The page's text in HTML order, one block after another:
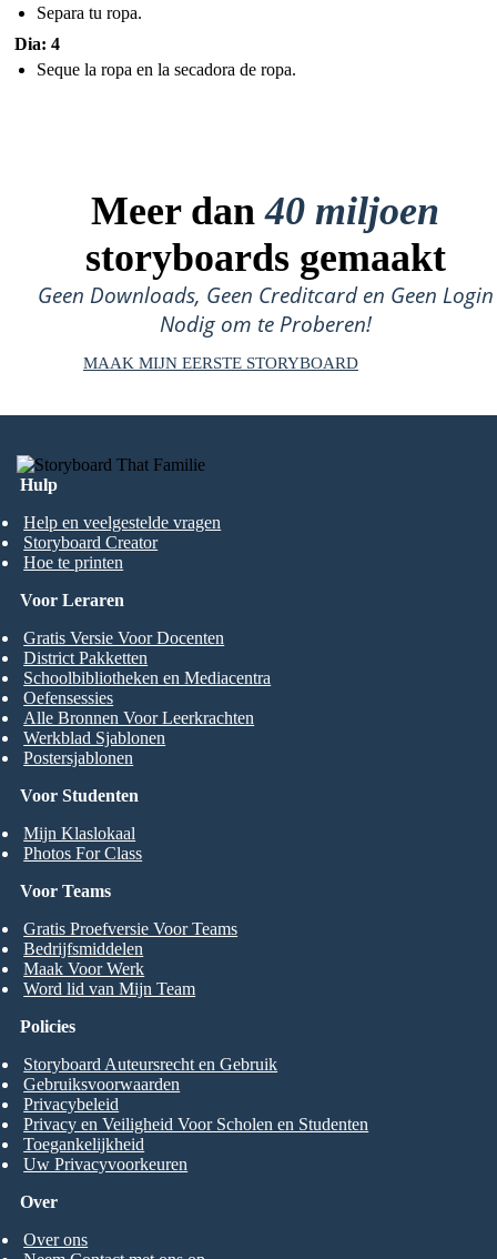
Separa tu ropa.
Dia: 4
Seque la ropa en la secadora de ropa.
Meer dan40 miljoen
storyboards gemaakt
Geen Downloads, Geen Creditcard en Geen Login
Nodig om te Proberen!
MAAK MIJN EERSTE STORYBOARD
Hulp
Help en veelgestelde vragen
Storyboard Creator
Hoe te printen
Voor Studenten
Mijn Klaslokaal
Photos For Class
Voor Leraren
Gratis Versie Voor Docenten
District Pakketten
Schoolbibliotheken en Mediacentra
Oefensessies
Alle Bronnen Voor Leerkrachten
Werkblad Sjablonen
Postersjablonen
Voor Teams
Gratis Proefversie Voor Teams
Bedrijfsmiddelen
Maak Voor Werk
Word lid van Mijn Team
Over
Over ons
Policies
Storyboard Auteursrecht en Gebruik
Gebruiksvoorwaarden
Privacybeleid
Privacy en Veiligheid Voor Scholen en Studenten
Toegankelijkheid
Uw Privacyvoorkeuren